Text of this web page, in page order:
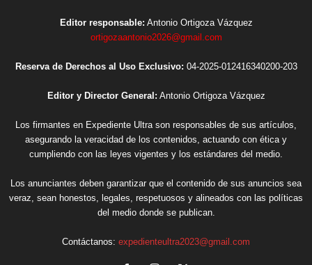
Editor responsable: Antonio Ortigoza Vázquez
ortigozaantonio2026@gmail.com
Reserva de Derechos al Uso Exclusivo: 04-2025-012416340200-203
Editor y Director General: Antonio Ortigoza Vázquez
Los firmantes en Expediente Ultra son responsables de sus artículos,
asegurando la veracidad de los contenidos, actuando con ética y
cumpliendo con las leyes vigentes y los estándares del medio.
Los anunciantes deben garantizar que el contenido de sus anuncios sea
veraz, sean honestos, legales, respetuosos y alineados con las políticas
del medio donde se publican.
Contáctanos: expedienteultra2023@gmail.com